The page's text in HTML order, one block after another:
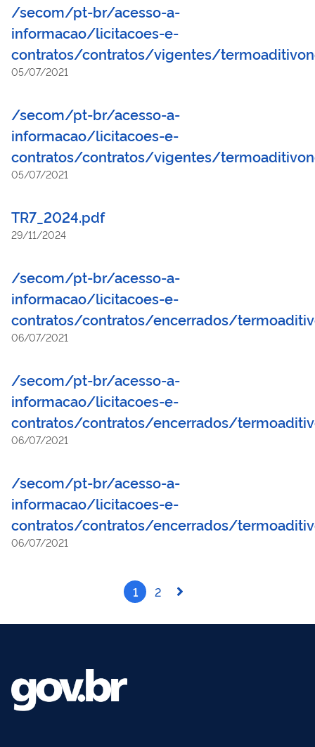
/secom/pt-br/acesso-a-
informacao/licitacoes-e-
contratos/contratos/vigentes/
05/07/2021
/secom/pt-br/acesso-a-
informacao/licitacoes-e-
contratos/contratos/vigentes/
05/07/2021
TR7_2024.pdf
29/11/2024
/secom/pt-br/acesso-a-
informacao/licitacoes-e-
contratos/contratos/encerrados/
06/07/2021
/secom/pt-br/acesso-a-
informacao/licitacoes-e-
contratos/contratos/encerrados/
06/07/2021
/secom/pt-br/acesso-a-
informacao/licitacoes-e-
contratos/contratos/encerrados/
06/07/2021
1 2